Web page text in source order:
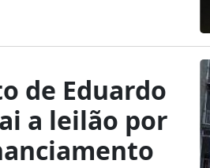
de Eduardo
a leilão por